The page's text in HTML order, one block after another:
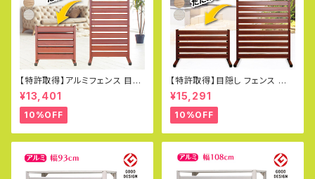
【特許取得】アルミフェンス 目隠
し フェンス ガーデンフェンス ペ
ットフェンス パーテーション プ
ール 幅60×150cm 庭 DIY 柱
門扉 アルミ オレフェンス OF06
15
¥13,401
10%OFF
【特許取得】目隠し フェンス 折り
たたみ式 オレフェンス 幅90×高
さ150cm 選べる4色 アルミ 柱
門扉 アルミフェンス 三つ折り O
F0915
¥15,291
10%OFF